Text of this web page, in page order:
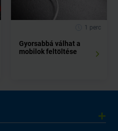
1 perc
Gyorsabbá válhat a
mobilok feltöltése